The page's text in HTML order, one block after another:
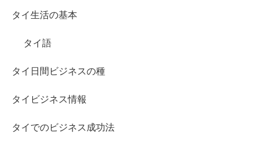
タイ生活の基本
タイ語
タイ日間ビジネスの種
タイビジネス情報
タイでのビジネス成功法